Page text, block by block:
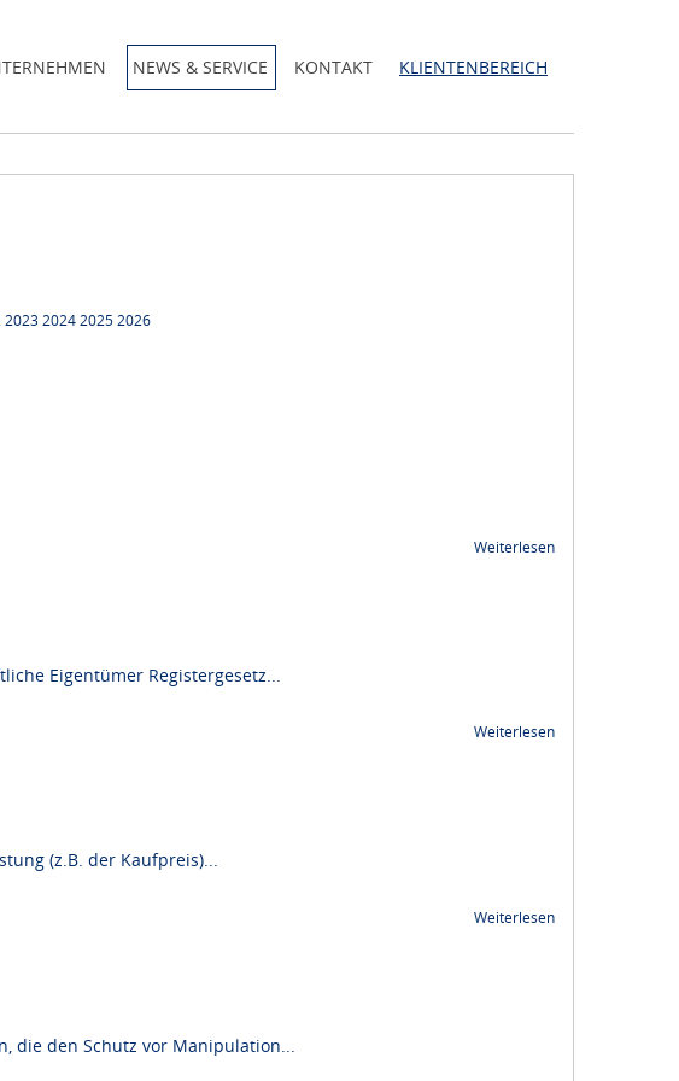
NEWS & SERVICE KONTAKT KLIENTENBEREICH
2023202420252026
Weiterlesen
Eigentümer Registergesetz...
Weiterlesen
(z.B. der Kaufpreis)...
Weiterlesen
die den Schutz vor Manipulation...